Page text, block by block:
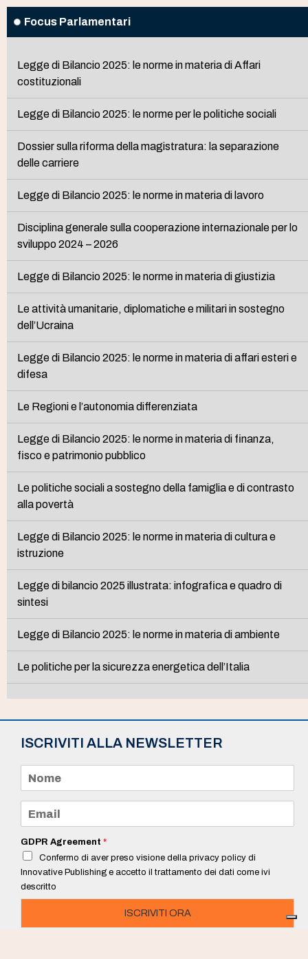
Focus Parlamentari
Legge di Bilancio 2025: le norme in materia di Affari
costituzionali
Legge di Bilancio 2025: le norme per le politiche sociali
Dossier sulla riforma della magistratura: la separazione
delle carriere
Legge di Bilancio 2025: le norme in materia di lavoro
Disciplina generale sulla cooperazione internazionale per lo
sviluppo 2024 – 2026
Legge di Bilancio 2025: le norme in materia di giustizia
Le attività umanitarie, diplomatiche e militari in sostegno
dell’Ucraina
Legge di Bilancio 2025: le norme in materia di affari esteri e
difesa
Le Regioni e l’autonomia differenziata
Legge di Bilancio 2025: le norme in materia di finanza,
fisco e patrimonio pubblico
Le politiche sociali a sostegno della famiglia e di contrasto
alla povertà
Legge di Bilancio 2025: le norme in materia di cultura e
istruzione
Legge di bilancio 2025 illustrata: infografica e quadro di
sintesi
Legge di Bilancio 2025: le norme in materia di ambiente
Le politiche per la sicurezza energetica dell’Italia
ISCRIVITI ALLA NEWSLETTER
m
e
a
i
*
GDPR Agreement *
Confermo di aver preso visione della privacy policy di
Innovative Publishing e accetto il trattamento dei dati come ivi
descritto
ISCRIVITI ORA